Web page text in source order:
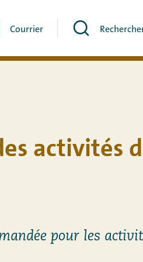
Courrier
activités
pour les